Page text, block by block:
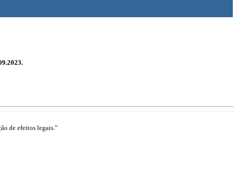
de efeitos legais."